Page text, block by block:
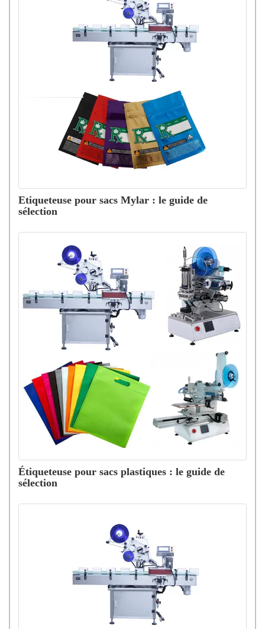
Etiqueteuse pour sacs Mylar : le guide de
sélection
Étiqueteuse pour sacs plastiques : le guide de
sélection